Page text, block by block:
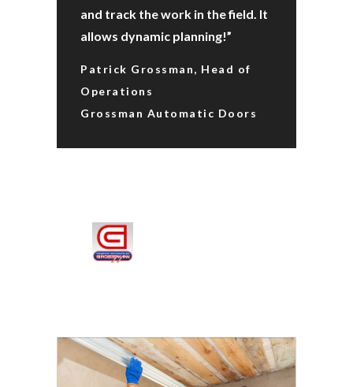
and track the work in the field. It
allows dynamic planning!”
Patrick Grossman, Head of
Operations
Grossman Automatic Doors